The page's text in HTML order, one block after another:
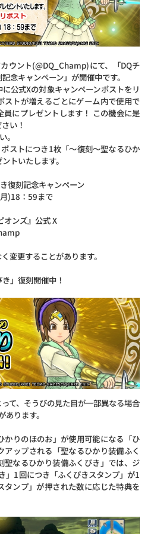
ウント(@DQ_Champ)にて、「DQチ
念キャンペーン」が開催中です。
公式Xの対象キャンペーンポストをリ
ストが増えるごとにゲーム内で使用で
員にプレゼントします！ この機会に是
い！
。
ストにつき1枚「～復刻～聖なるひか
トいたします。
復刻記念キャンペーン
)18：59まで
オンズ』公式 X
変更することがあります。
」復刻開催中！
て、そうびの見た目が一部異なる場合
あります。
かりのほのお」が使用可能になる「ひ
アップされる「聖なるひかり装備ふく
聖なるひかり装備ふくびき」では、ジ
」1回につき「ふくびきスタンプ」が1
タンプ」が押された数に応じた特典を